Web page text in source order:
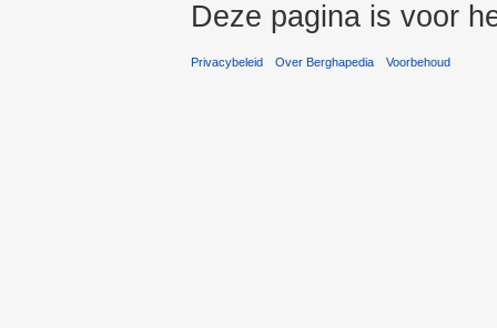
Deze pagina is voor
Privacybeleid Over Berghapedia Voorbehoud